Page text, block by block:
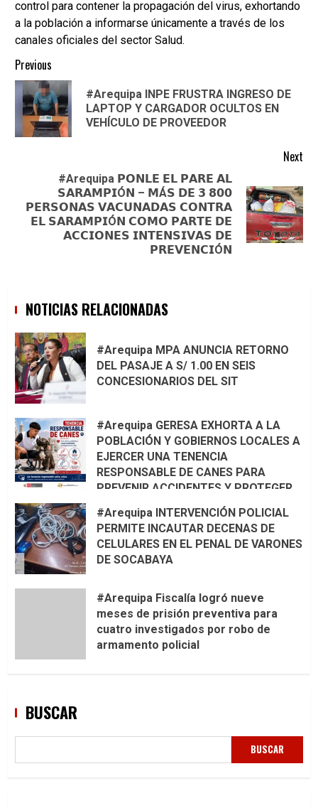
control para contener la propagación del virus, exhortando
a la población a informarse únicamente a través de los
canales oficiales del sector Salud.
Continue
Reading
Previous
#Arequipa INPE FRUSTRA INGRESO DE
LAPTOP Y CARGADOR OCULTOS EN
VEHÍCULO DE PROVEEDOR
Next
Next
post:
#Arequipa 𝗣𝗢𝗡𝗟𝗘 𝗘𝗟 𝗣𝗔𝗥𝗘 𝗔𝗟
𝗦𝗔𝗥𝗔𝗠𝗣𝗜Ó𝗡 – 𝗠Á𝗦 𝗗𝗘 𝟯 𝟴𝟬𝟬
𝗣𝗘𝗥𝗦𝗢𝗡𝗔𝗦 𝗩𝗔𝗖𝗨𝗡𝗔𝗗𝗔𝗦 𝗖𝗢𝗡𝗧𝗥𝗔
𝗘𝗟 𝗦𝗔𝗥𝗔𝗠𝗣𝗜Ó𝗡 𝗖𝗢𝗠𝗢 𝗣𝗔𝗥𝗧𝗘 𝗗𝗘
𝗔𝗖𝗖𝗜𝗢𝗡𝗘𝗦 𝗜𝗡𝗧𝗘𝗡𝗦𝗜𝗩𝗔𝗦 𝗗𝗘
𝗣𝗥𝗘𝗩𝗘𝗡𝗖𝗜Ó𝗡
NOTICIAS RELACIONADAS
#Arequipa MPA ANUNCIA RETORNO
DEL PASAJE A S/ 1.00 EN SEIS
CONCESIONARIOS DEL SIT
#Arequipa GERESA EXHORTA A LA
POBLACIÓN Y GOBIERNOS LOCALES A
EJERCER UNA TENENCIA
RESPONSABLE DE CANES PARA
PREVENIR ACCIDENTES Y PROTEGER
#Arequipa INTERVENCIÓN POLICIAL
PERMITE INCAUTAR DECENAS DE
CELULARES EN EL PENAL DE VARONES
DE SOCABAYA
#Arequipa Fiscalía logró nueve
meses de prisión preventiva para
cuatro investigados por robo de
armamento policial
BUSCAR
BUSCAR